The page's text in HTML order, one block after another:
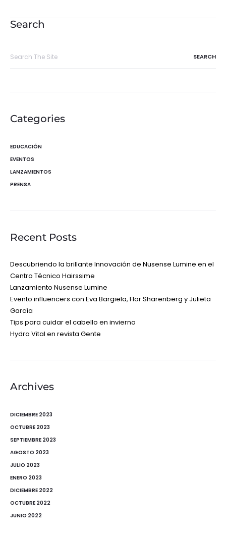
entradas
Search
Categories
EDUCACIÓN
EVENTOS
LANZAMIENTOS
PRENSA
Recent Posts
Descubriendo la brillante Innovación de Nusense Lumine en el
Centro Técnico Hairssime
Lanzamiento Nusense Lumine
Evento influencers con Eva Bargiela, Flor Sharenberg y Julieta
García
Tips para cuidar el cabello en invierno
Hydra Vital en revista Gente
Archives
DICIEMBRE 2023
OCTUBRE 2023
SEPTIEMBRE 2023
AGOSTO 2023
JULIO 2023
ENERO 2023
DICIEMBRE 2022
OCTUBRE 2022
JUNIO 2022